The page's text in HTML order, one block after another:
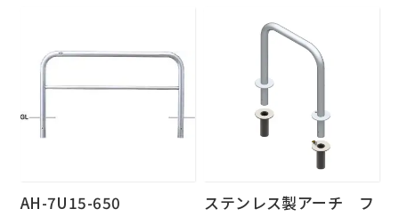
AH-7U15-650
ステンレス製アーチ フ